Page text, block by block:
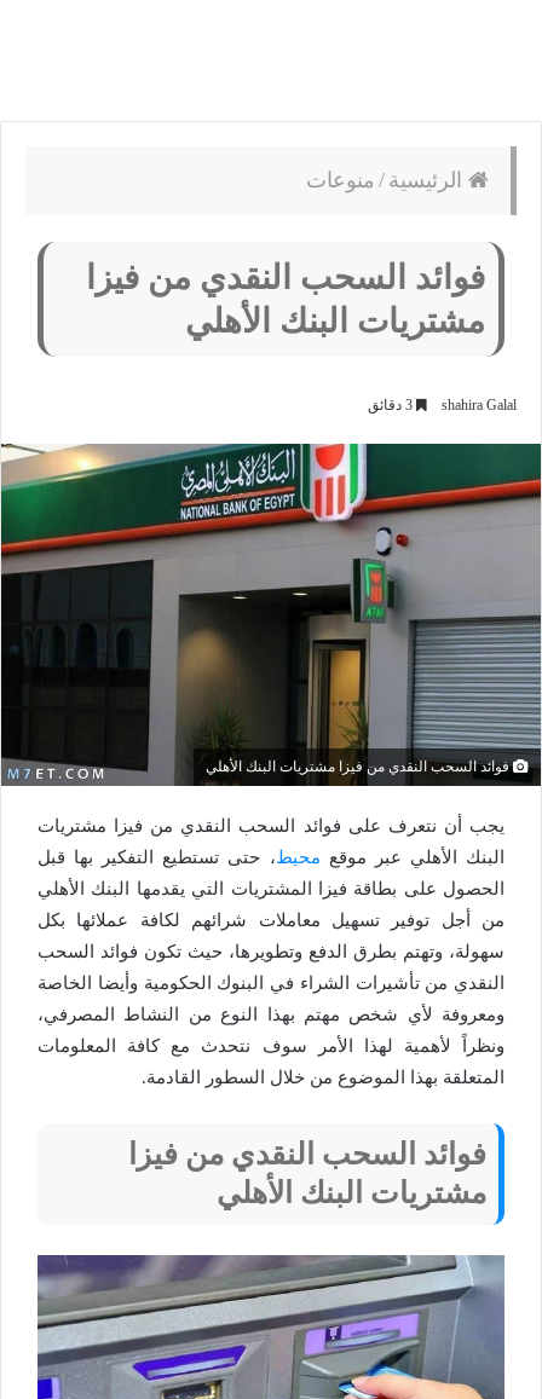
الرئيسية / منوعات
فوائد السحب النقدي من فيزا
مشتريات البنك الأهلي
shahira Galal
فوائد السحب النقدي من فيزا مشتريات البنك الأهلي
يجب أن نتعرف على فوائد السحب النقدي من فيزا مشتريات
البنك الأهلي عبر موقع محيط، حتى تستطيع التفكير بها قبل
الحصول على بطاقة فيزا المشتريات التي يقدمها البنك الأهلي
من أجل توفير تسهيل معاملات شرائهم لكافة عملائها بكل
سهولة، وتهتم بطرق الدفع وتطويرها، حيث تكون فوائد السحب
النقدي من تأشيرات الشراء في البنوك الحكومية وأيضا الخاصة
ومعروفة لأي شخص مهتم بهذا النوع من النشاط المصرفي،
ونظراً لأهمية لهذا الأمر سوف نتحدث مع كافة المعلومات
المتعلقة بهذا الموضوع من خلال السطور القادمة.
فوائد السحب النقدي من فيزا
مشتريات البنك الأهلي